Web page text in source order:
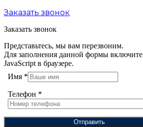
Заказать звонок
Заказать звонок
Представьтесь, мы вам перезвоним.
Для заполнения данной формы включите
JavaScript в браузере.
Имя *
Телефон *
Отправить